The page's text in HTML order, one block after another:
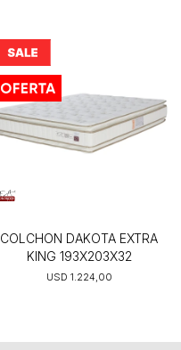
COLCHON DAKOTA EXTRA
KING 193X203X32
USD 1.224,00